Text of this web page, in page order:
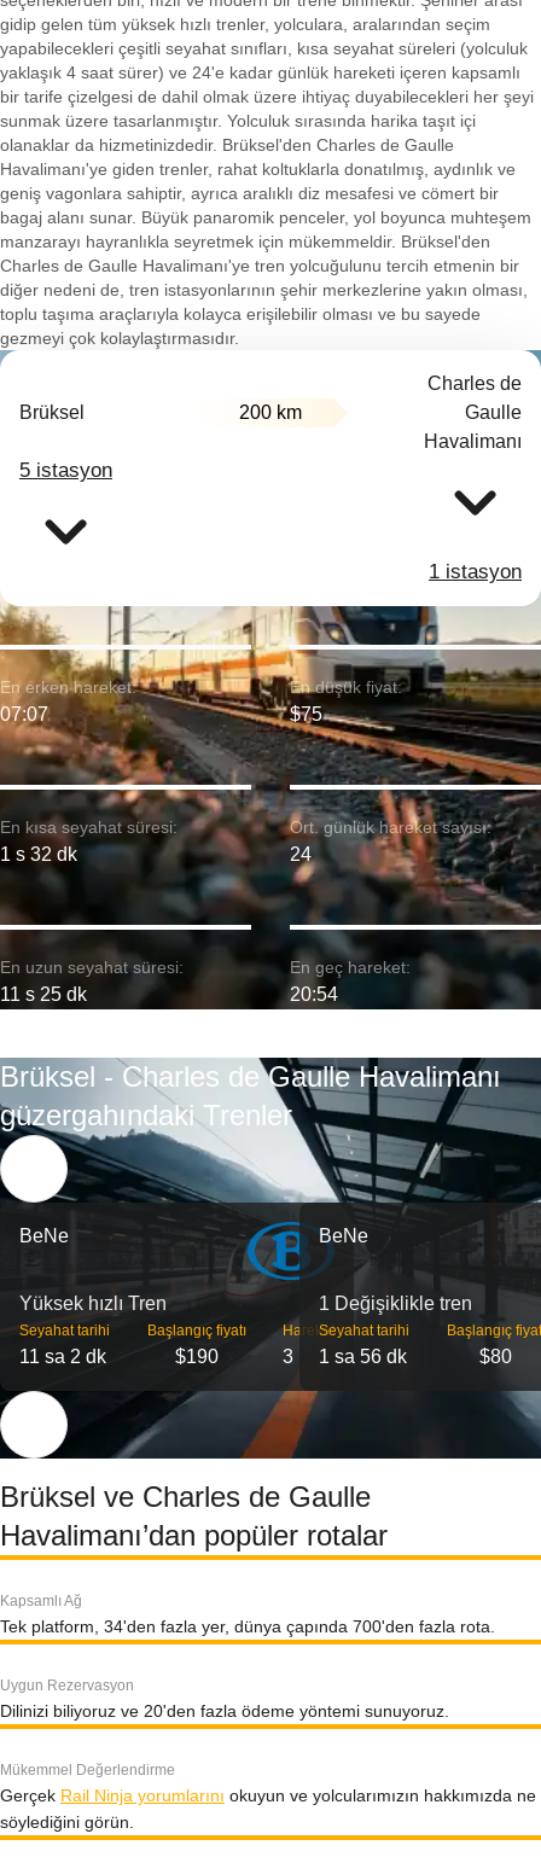
gidip gelen tüm yüksek hızlı trenler, yolculara, aralarından seçim
yapabilecekleri çeşitli seyahat sınıfları, kısa seyahat süreleri (yolculuk
yaklaşık 4 saat sürer) ve 24'e kadar günlük hareketi içeren kapsamlı
bir tarife çizelgesi de dahil olmak üzere ihtiyaç duyabilecekleri her şeyi
sunmak üzere tasarlanmıştır. Yolculuk sırasında harika taşıt içi
olanaklar da hizmetinizdedir. Brüksel'den Charles de Gaulle
Havalimanı'ye giden trenler, rahat koltuklarla donatılmış, aydınlık ve
geniş vagonlara sahiptir, ayrıca aralıklı diz mesafesi ve cömert bir
bagaj alanı sunar. Büyük panaromik penceler, yol boyunca muhteşem
manzarayı hayranlıkla seyretmek için mükemmeldir. Brüksel'den
Charles de Gaulle Havalimanı'ye tren yolcuğulunu tercih etmenin bir
diğer nedeni de, tren istasyonlarının şehir merkezlerine yakın olması,
toplu taşıma araçlarıyla kolayca erişilebilir olması ve bu sayede
gezmeyi çok kolaylaştırmasıdır.
Brüksel 200 km
Charles de
Gaulle
Havalimanı
5 istasyon
1 istasyon
En kısa seyahat süresi:
1 s 32 dk
En erken hareket:
07:07
En uzun seyahat süresi:
11 s 25 dk
En düşük fiyat:
$75
Ort. günlük hareket sayısı:
24
En geç hareket:
20:54
Brüksel - Charles de Gaulle Havalimanı
güzergahındaki Trenler
BeNe
Yüksek hızlı Tren
Seyahat tarihi
11 sa 2 dk
Başlangıç ​​fiyatı
$190
Hareket
3
BeNe
1 Değişiklikle tren
Seyahat tarihi
1 sa 56 dk
Başlangıç
$80
Brüksel ve Charles de Gaulle
Havalimanı’dan popüler rotalar
Kapsamlı Ağ
Tek platform, 34'den fazla yer, dünya çapında 700'den fazla rota.
Uygun Rezervasyon
Dilinizi biliyoruz ve 20'den fazla ödeme yöntemi sunuyoruz.
Mükemmel Değerlendirme
Gerçek Rail Ninja yorumlarını okuyun ve yolcularımızın hakkımızda ne
söylediğini görün.